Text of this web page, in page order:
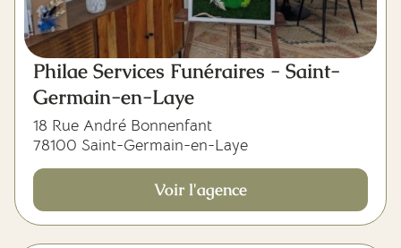
Philae Services Funéraires - Saint-
Germain-en-Laye
18 Rue André Bonnenfant
78100 Saint-Germain-en-Laye
Voir l'agence